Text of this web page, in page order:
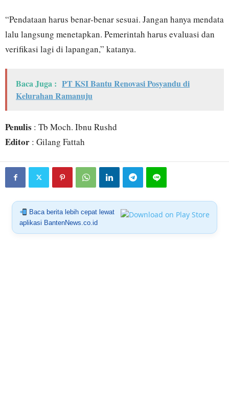
“Pendataan harus benar-benar sesuai. Jangan hanya mendata
lalu langsung menetapkan. Pemerintah harus evaluasi dan
verifikasi lagi di lapangan,” katanya.
Baca Juga : PT KSI Bantu Renovasi Posyandu di
Kelurahan Ramanuju
Penulis : Tb Moch. Ibnu Rushd
Editor : Gilang Fattah
Baca berita lebih cepat lewat
aplikasi BantenNews.co.id